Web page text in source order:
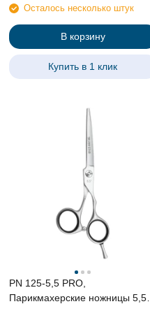
Осталось несколько штук
В корзину
Купить в 1 клик
PN 125-5,5 PRO,
Парикмахерские ножницы 5,5",